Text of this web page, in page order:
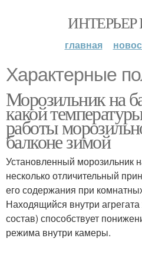
ИНТЕРЬЕР
главная
Характерные
Морозильник на
какой
работы
балконе зимой
Установленный морозильник
несколько отличительный
его содержания при
Находящийся внутри
состав) способствует
режима внутри камеры.